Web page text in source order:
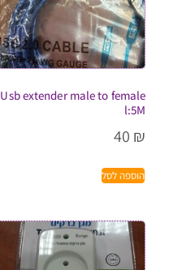
Usb extender male to female
l:5M
40 ₪
הוספה לסל